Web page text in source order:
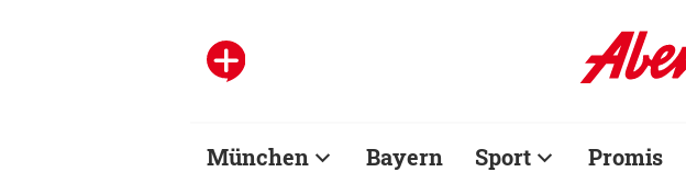
München Bayern Sport Promis